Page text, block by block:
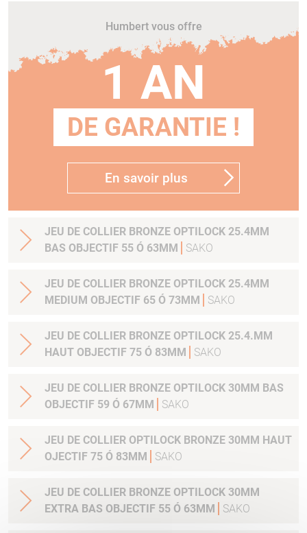
Humbert vous offre
1 AN
DE GARANTIE !
En savoir plus
JEU DE COLLIER BRONZE OPTILOCK 25.4MM
BAS OBJECTIF 55 Ó 63MM
SAKO
JEU DE COLLIER BRONZE OPTILOCK 25.4MM
MEDIUM OBJECTIF 65 Ó 73MM
SAKO
JEU DE COLLIER BRONZE OPTILOCK 25.4.MM
HAUT OBJECTIF 75 Ó 83MM
SAKO
JEU DE COLLIER BRONZE OPTILOCK 30MM BAS
OBJECTIF 59 Ó 67MM
SAKO
JEU DE COLLIER OPTILOCK BRONZE 30MM HAUT
OJECTIF 75 Ó 83MM
SAKO
JEU DE COLLIER BRONZE OPTILOCK 30MM
EXTRA BAS OBJECTIF 55 Ó 63MM
SAKO